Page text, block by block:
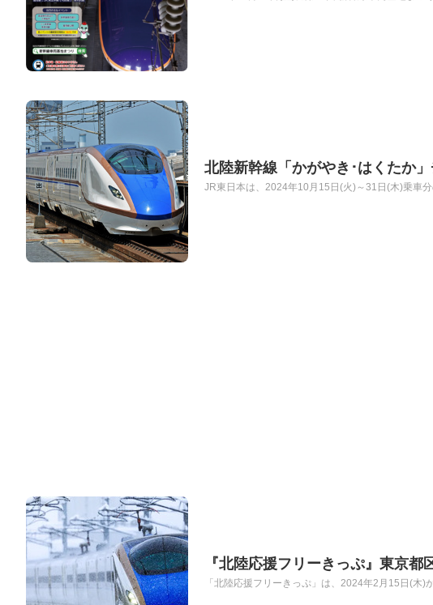
北陸新幹線「かがやき･はくたか
JR東日本は、2024年10月15日(火)～31日(木)乗車
『北陸応援フリーきっぷ』東京
「北陸応援フリーきっぷ」は、2024年2月15日(木